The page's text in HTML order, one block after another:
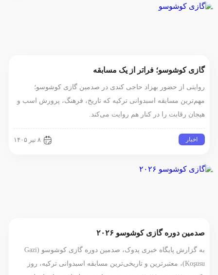
گازی کوشوسو؛ فراتر از یک مسابقه
روایتی از حضور بهزاد حاجی کندی در صدمین گازی کوشوسو؛
مهم‌ترین مسابقه اسبدوانی ترکیه که تاریخ، فرهنگ، پرورش اسب و
هیجان رقابت را در کنار هم روایت می‌کند.
اخبار ۸ تیر ۱۴۰۵
صدمین دوره گازی کوشوسو ۲۰۲۶
به گزارش پایگاه خبری پدوک، صدمین دوره گازی کوشوسو (Gazi
Koşusu)، معتبرترین و تاریخی‌ترین مسابقه اسبدوانی ترکیه، روز